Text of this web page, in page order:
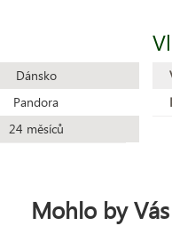
Dánsko
Pandora
24 měsíců
Mohlo by